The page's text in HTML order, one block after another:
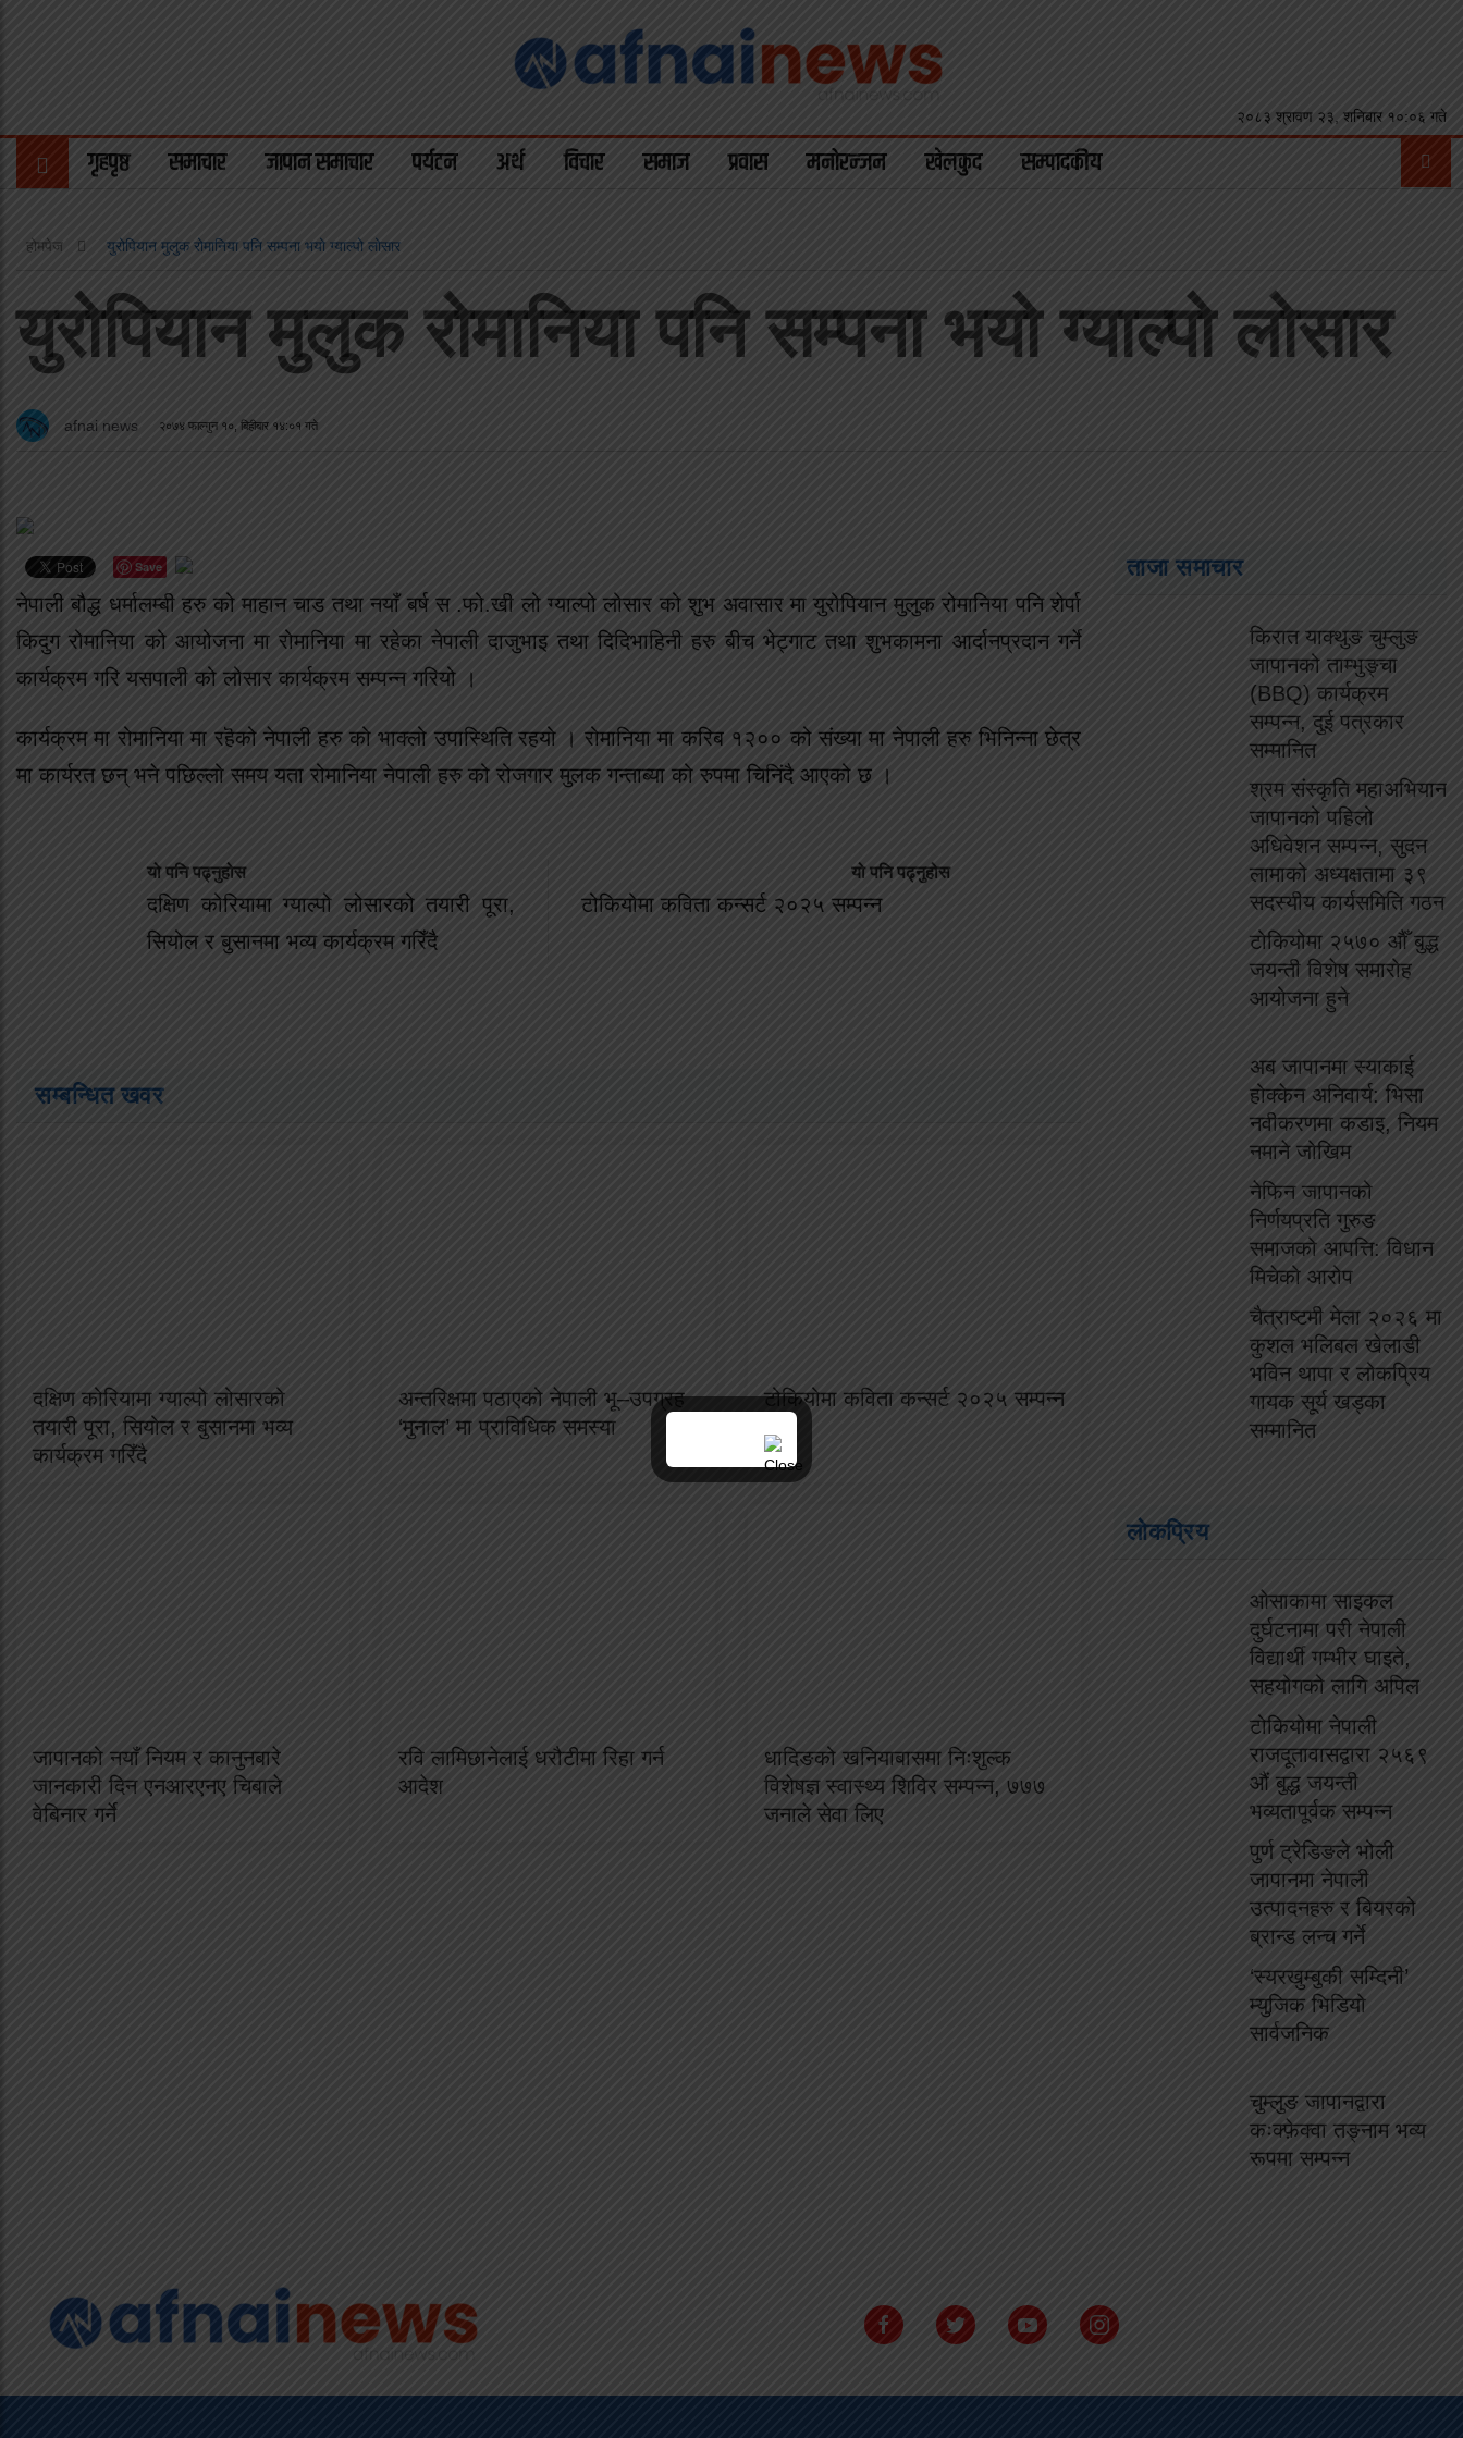
२०८३ श्रावण २३, शनिबार १०:०६ गते
गृहपृष्ठ समाचार जापान समाचार पर्यटन अर्थ विचार समाज प्रवास मनोरन्जन खेलकुद सम्पादकीय
होमपेज युरोपियान मुलुक रोमानिया पनि सम्पना भयो ग्याल्पो लोसार
युरोपियान मुलुक रोमानिया पनि सम्पना भयो ग्याल्पो लोसार
afnai news २०७४ फाल्गुन १०, बिहीबार १४:०१ गते
Save
नेपाली बौद्ध धर्मालम्बी हरु को माहान चाड तथा नयाँ बर्ष स .फो.खी लो ग्याल्पो लोसार को शुभ अवासार मा युरोपियान मुलुक रोमानिया पनि शेर्पा
किदुग रोमानिया को आयोजना मा रोमानिया मा रहेका नेपाली दाजुभाइ तथा दिदिभाहिनी हरु बीच भेट्गाट तथा शुभकामना आर्दानप्रदान गर्ने
कार्यक्रम गरि यसपाली को लोसार कार्यक्रम सम्पन्न गरियो ।
कार्यक्रम मा रोमानिया मा रहॆको नेपाली हरु को भाक्लो उपास्थिति रहयो । रोमानिया मा करिब १२०० को संख्या मा नेपाली हरु भिनिन्ना छेत्र
मा कार्यरत छन् भने पछिल्लो समय यता रोमानिया नेपाली हरु को रोजगार मुलक गन्ताब्या को रुपमा चिनिंदै आएको छ ।
यो पनि पढ्नुहोस
दक्षिण कोरियामा ग्याल्पो लोसारको तयारी पूरा,
सियोल र बुसानमा भव्य कार्यक्रम गरिँदै
यो पनि पढ्नुहोस
टोकियोमा कविता कन्सर्ट २०२५ सम्पन्न
सम्बन्धित खवर
दक्षिण कोरियामा ग्याल्पो लोसारको
तयारी पूरा, सियोल र बुसानमा भव्य
कार्यक्रम गरिँदै
अन्तरिक्षमा पठाएको नेपाली भू–उपग्रह
‘मुनाल’ मा प्राविधिक समस्या
टोकियोमा कविता कन्सर्ट २०२५ सम्पन्न
जापानको नयाँ नियम र कानुनबारे
जानकारी दिन एनआरएनए चिबाले
वेबिनार गर्ने
रवि लामिछानेलाई धरौटीमा रिहा गर्न
आदेश
धादिङको खनियाबासमा निःशुल्क
विशेषज्ञ स्वास्थ्य शिविर सम्पन्न, ७७७
जनाले सेवा लिए
ताजा समाचार
किरात याक्थुङ चुम्लुङ
जापानको ताम्भुङ्चा
(BBQ) कार्यक्रम
सम्पन्न, दुई पत्रकार
सम्मानित
श्रम संस्कृति महाअभियान
जापानको पहिलो
अधिवेशन सम्पन्न, सुदन
लामाको अध्यक्षतामा ३९
सदस्यीय कार्यसमिति गठन
टोकियोमा २५७० औँ बुद्ध
जयन्ती विशेष समारोह
आयोजना हुने
अब जापानमा स्याकाई
होक्केन अनिवार्य: भिसा
नवीकरणमा कडाइ, नियम
नमाने जोखिम
नेफिन जापानको
निर्णयप्रति गुरुङ
समाजको आपत्ति: विधान
मिचेको आरोप
चैत्राष्टमी मेला २०२६ मा
कुशल भलिबल खेलाडी
भविन थापा र लोकप्रिय
गायक सूर्य खड्का
सम्मानित
लोकप्रिय
ओसाकामा साइकल
दुर्घटनामा परी नेपाली
विद्यार्थी गम्भीर घाइते,
सहयोगको लागि अपिल
टोकियोमा नेपाली
राजदूतावासद्वारा २५६९
औं बुद्ध जयन्ती
भव्यतापूर्वक सम्पन्न
पुर्ण ट्रेडिङले भोली
जापानमा नेपाली
उत्पादनहरु र बियरको
ब्रान्ड लन्च गर्ने
‘स्यरखुम्बुकी सम्दिनी’
म्युजिक भिडियो
सार्वजनिक
चुम्लुङ जापानद्वारा
कःक्फ़ेक्वा तङ्नाम भव्य
रूपमा सम्पन्न